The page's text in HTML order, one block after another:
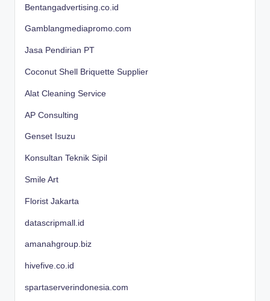
Bentangadvertising.co.id
Gamblangmediapromo.com
Jasa Pendirian PT
Coconut Shell Briquette Supplier
Alat Cleaning Service
AP Consulting
Genset Isuzu
Konsultan Teknik Sipil
Smile Art
Florist Jakarta
datascripmall.id
amanahgroup.biz
hivefive.co.id
spartaserverindonesia.com